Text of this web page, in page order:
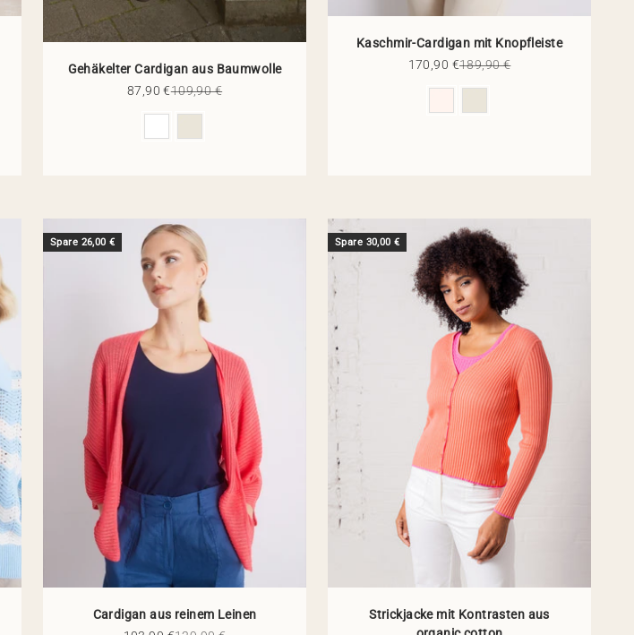
Gehäkelter Cardigan aus Baumwolle
Angebot
87,90 €Regulärer Preis
109,90 €
Kaschmir-Cardigan mit Knopfleiste
Angebot
170,90 €Regulärer Preis
189,90 €
Spare 26,00 €
Cardigan aus reinem Leinen
Spare 30,00 €
Strickjacke mit Kontrasten aus